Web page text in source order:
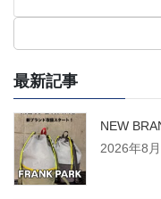
最新記事
NEW
2026年8